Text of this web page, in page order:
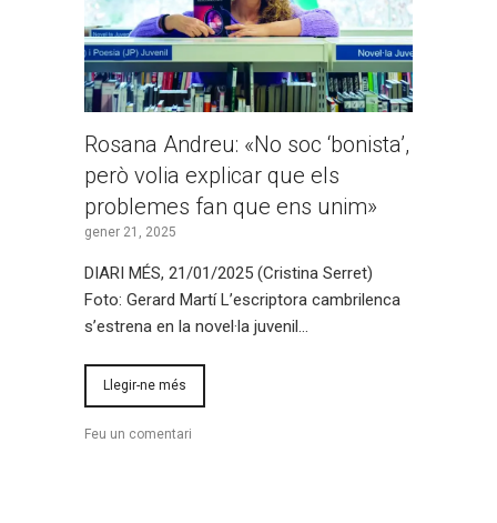
Rosana Andreu: «No soc ‘bonista’,
però volia explicar que els
problemes fan que ens unim»
gener 21, 2025
DIARI MÉS, 21/01/2025 (Cristina Serret)
Foto: Gerard Martí L’escriptora cambrilenca
s’estrena en la novel·la juvenil…
Llegir-ne més
Feu un comentari